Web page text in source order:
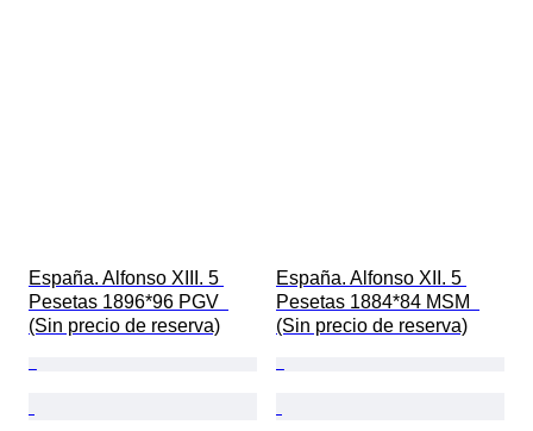
España. Alfonso XIII. 5
Pesetas 1896*96 PGV
(Sin precio de reserva)
España. Alfonso XII. 5
Pesetas 1884*84 MSM
(Sin precio de reserva)